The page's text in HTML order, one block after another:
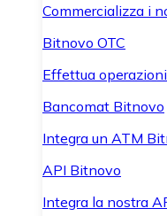
Commercializza i
Bitnovo OTC
Effettua
Bancomat Bitnovo
Integra un ATM
API Bitnovo
Integra la nostra